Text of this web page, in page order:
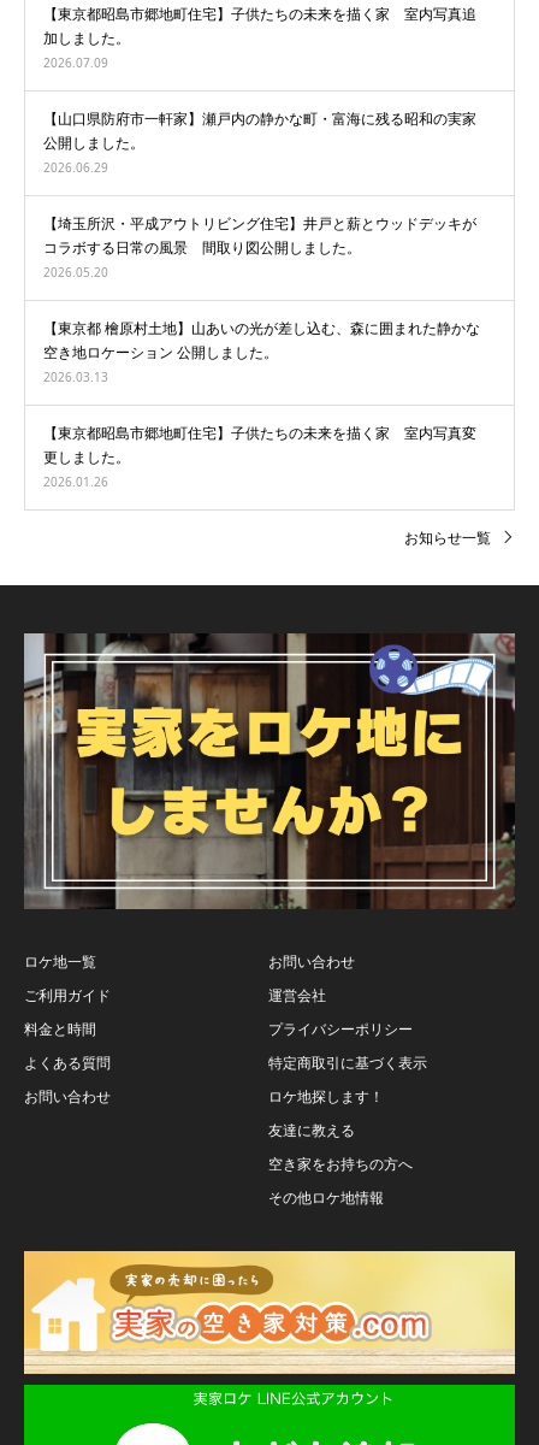
【東京都昭島市郷地町住宅】子供たちの未来を描く家 室内写真追
加しました。
2026.07.09
【山口県防府市一軒家】瀬戸内の静かな町・富海に残る昭和の実家
公開しました。
2026.06.29
【埼玉所沢・平成アウトリビング住宅】井戸と薪とウッドデッキが
コラボする日常の風景 間取り図公開しました。
2026.05.20
【東京都 檜原村土地】山あいの光が差し込む、森に囲まれた静かな
空き地ロケーション 公開しました。
2026.03.13
【東京都昭島市郷地町住宅】子供たちの未来を描く家 室内写真変
更しました。
2026.01.26
お知らせ一覧
ロケ地一覧
ご利用ガイド
料金と時間
よくある質問
お問い合わせ
お問い合わせ
運営会社
プライバシーポリシー
特定商取引に基づく表示
ロケ地探します！
友達に教える
空き家をお持ちの方へ
その他ロケ地情報